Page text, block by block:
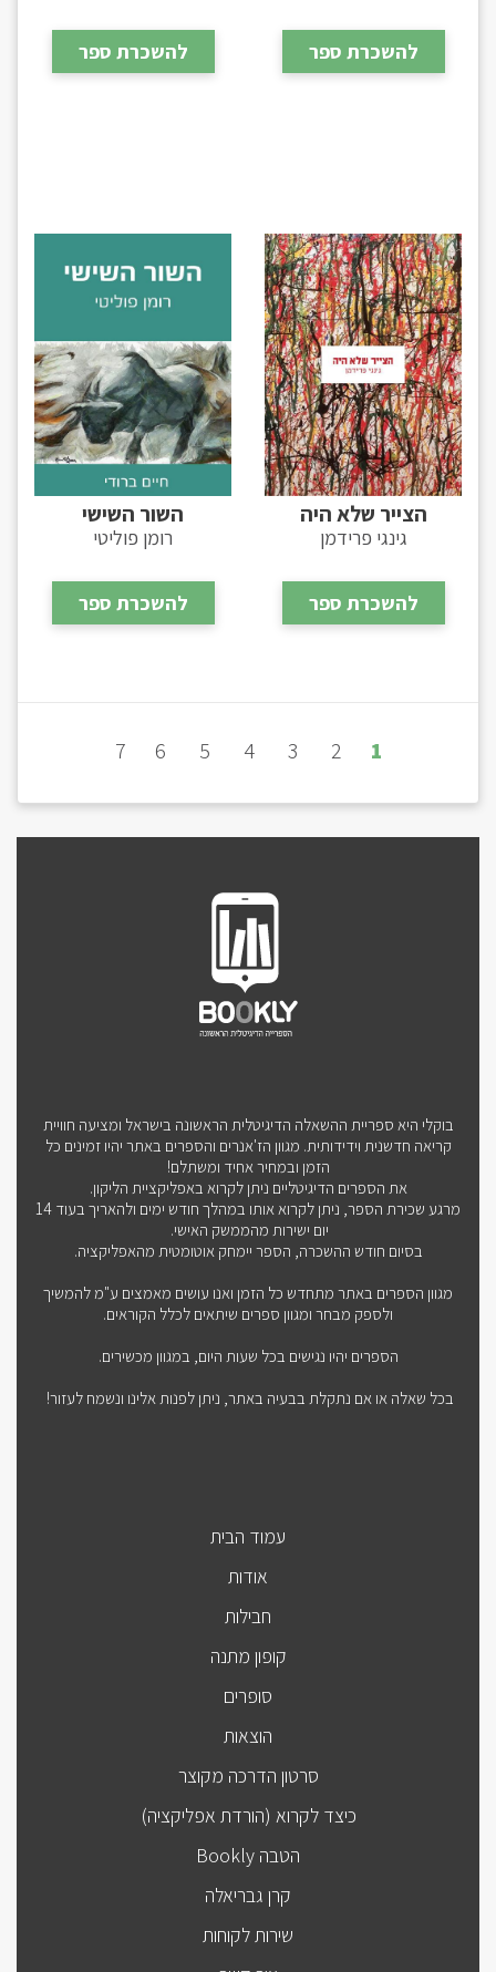
להשכרת ספר להשכרת ספר
הצייר שלא היה
גינגי פרידמן
להשכרת ספר
השור השישי
רומן פוליטי
להשכרת ספר
1
2
3
4
5
6
7
בוקלי היא ספריית ההשאלה הדיגיטלית הראשונה בישראל ומציעה חוויית
קריאה חדשנית וידידותית. מגוון הז'אנרים והספרים באתר יהיו זמינים כל
הזמן ובמחיר אחיד ומשתלם!
את הספרים הדיגיטליים ניתן לקרוא באפליקציית הליקון.
מרגע שכירת הספר, ניתן לקרוא אותו במהלך חודש ימים ולהאריך בעוד 14
יום ישירות מהממשק האישי.
בסיום חודש ההשכרה, הספר יימחק אוטומטית מהאפליקציה.
מגוון הספרים באתר מתחדש כל הזמן ואנו עושים מאמצים ע"מ להמשיך
ולספק מבחר ומגוון ספרים שיתאים לכלל הקוראים.
הספרים יהיו נגישים בכל שעות היום, במגוון מכשירים.
בכל שאלה או אם נתקלת בבעיה באתר, ניתן לפנות אלינו ונשמח לעזור!
עמוד הבית
אודות
חבילות
קופון מתנה
סופרים
הוצאות
סרטון הדרכה מקוצר
כיצד לקרוא (הורדת אפליקציה)
הטבה Bookly
קרן גבריאלה
שירות לקוחות